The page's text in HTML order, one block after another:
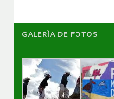
GALERÌA DE FOTOS